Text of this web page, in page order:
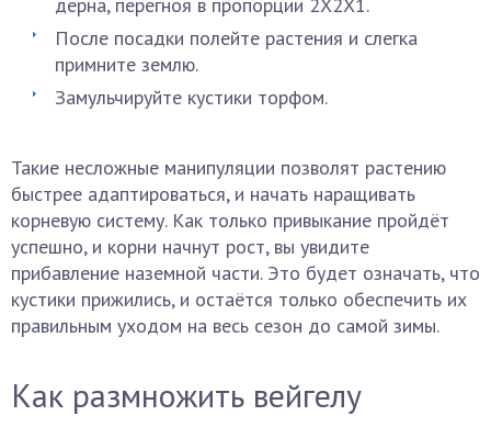
дерна, перегноя в пропорции 2Х2Х1.
После посадки полейте растения и слегка
примните землю.
Замульчируйте кустики торфом.
Такие несложные манипуляции позволят растению
быстрее адаптироваться, и начать наращивать
корневую систему. Как только привыкание пройдёт
успешно, и корни начнут рост, вы увидите
прибавление наземной части. Это будет означать, что
кустики прижились, и остаётся только обеспечить их
правильным уходом на весь сезон до самой зимы.
Как размножить вейгелу